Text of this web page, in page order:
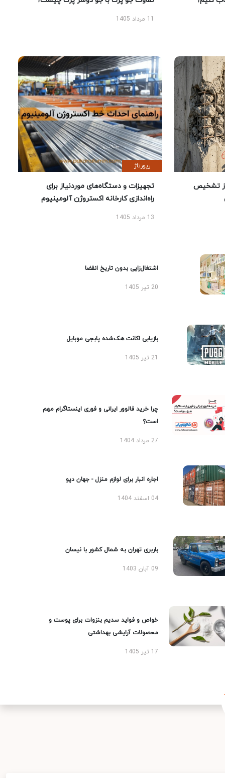
تشخیص
رپورتاژ
تجهیزات و دستگاه‌های موردنیاز برای
راه‌اندازی کارخانه اکستروژن آلومینیوم
13 مرداد 1405
اشتغال‌زایی بدون تاریخ انقضا
20 تیر 1405
بازیابی اکانت هک‌شده پابجی موبایل
چرا خرید فالوور ایرانی و فوری اینستاگرام مهم
است؟
27 مرداد 1404
اجاره انبار برای لوازم منزل - جهان دپو
04 اسفند 1404
باربری تهران به شمال کشور با نیسان
09 آبان 1403
خواص و فواید سدیم بنزوات برای پوست و
محصولات آرایشی بهداشتی
17 تیر 1405